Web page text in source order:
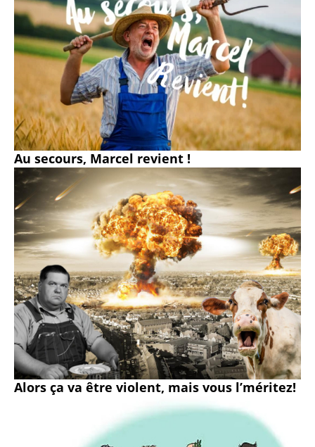
Au secours, Marcel revient !
Alors ça va être violent, mais vous l’méritez!